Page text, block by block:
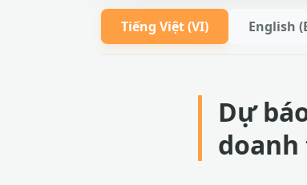
Tiếng Việt (VI) English
Dự
doanh